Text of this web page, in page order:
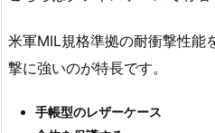
米軍MIL規格準拠の耐衝撃性能
撃に強いのが特長です。
手帳型のレザーケース